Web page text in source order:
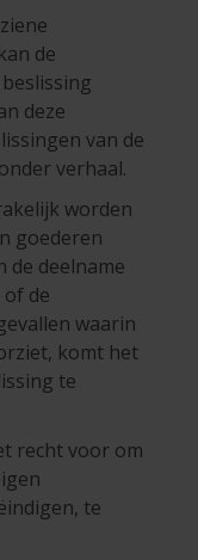
de
deze
van de
verhaal.
worden
goederen
de deelname
de
waarin
komt het
te
recht voor om
te